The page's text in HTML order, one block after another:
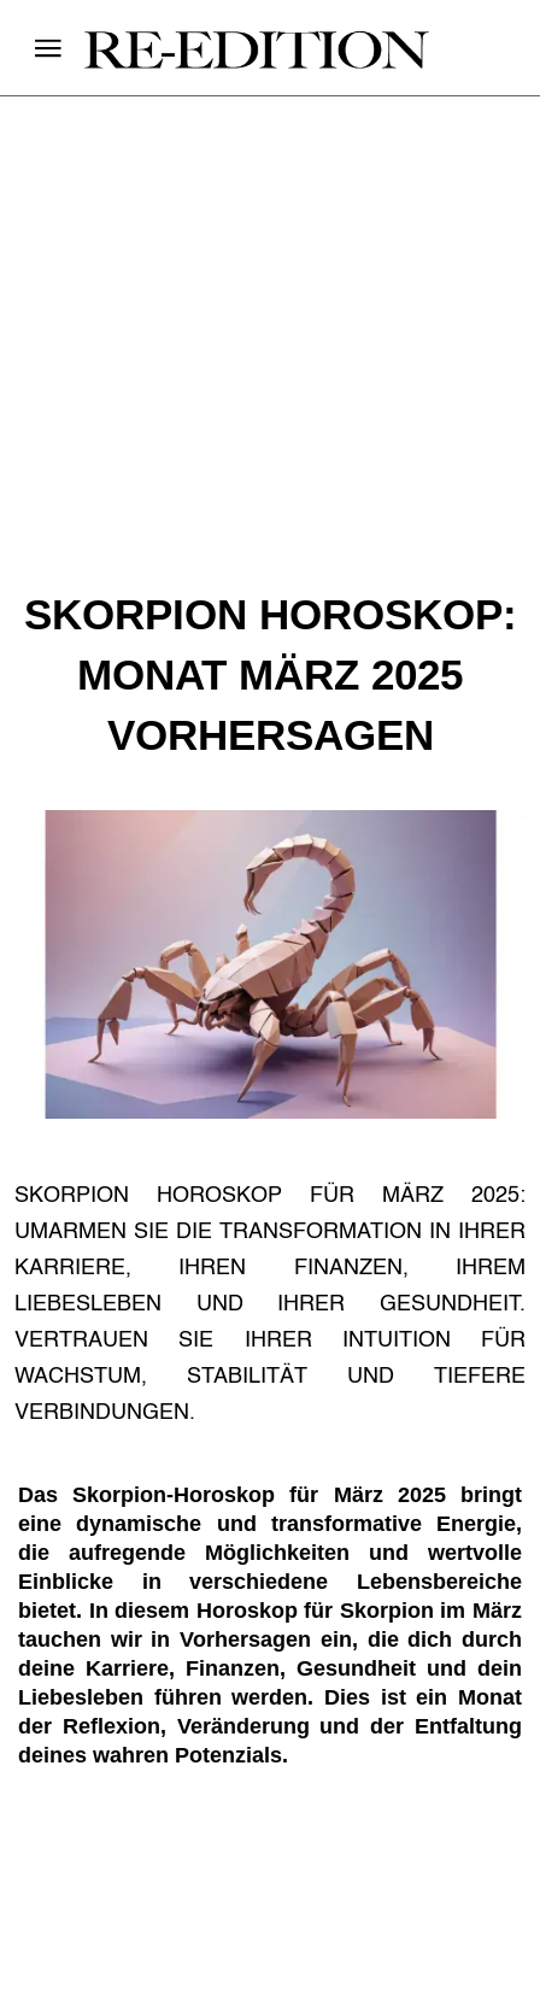
SKORPION HOROSKOP:
MONAT MÄRZ 2025
VORHERSAGEN
SKORPION HOROSKOP FÜR MÄRZ 2025:
UMARMEN SIE DIE TRANSFORMATION IN IHRER
KARRIERE, IHREN FINANZEN, IHREM
LIEBESLEBEN UND IHRER GESUNDHEIT.
VERTRAUEN SIE IHRER INTUITION FÜR
WACHSTUM, STABILITÄT UND TIEFERE
VERBINDUNGEN.
Das Skorpion-Horoskop für März 2025 bringt
eine dynamische und transformative Energie,
die aufregende Möglichkeiten und wertvolle
Einblicke in verschiedene Lebensbereiche
bietet. In diesem Horoskop für Skorpion im März
tauchen wir in Vorhersagen ein, die dich durch
deine Karriere, Finanzen, Gesundheit und dein
Liebesleben führen werden. Dies ist ein Monat
der Reflexion, Veränderung und der Entfaltung
deines wahren Potenzials.